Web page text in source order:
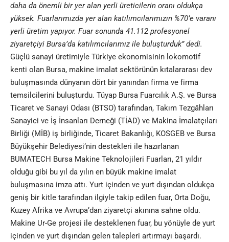
daha da önemli bir yer alan yerli üreticilerin oranı oldukça
yüksek. Fuarlarımızda yer alan katılımcılarımızın %70’e varanı
yerli üretim yapıyor. Fuar sonunda 41.112 profesyonel
ziyaretçiyi Bursa’da katılımcılarımız ile buluşturduk” dedi.
Güçlü sanayi üretimiyle Türkiye ekonomisinin lokomotif
kenti olan Bursa, makine imalat sektörünün kıtalararası dev
buluşmasında dünyanın dört bir yanından firma ve firma
temsilcilerini buluşturdu. Tüyap Bursa Fuarcılık A.Ş. ve Bursa
Ticaret ve Sanayi Odası (BTSO) tarafından, Takım Tezgâhları
Sanayici ve İş İnsanları Derneği (TİAD) ve Makina İmalatçıları
Birliği (MİB) iş birliğinde, Ticaret Bakanlığı, KOSGEB ve Bursa
Büyükşehir Belediyesi’nin destekleri ile hazırlanan
BUMATECH Bursa Makine Teknolojileri Fuarları, 21 yıldır
olduğu gibi bu yıl da yılın en büyük makine imalat
buluşmasına imza attı. Yurt içinden ve yurt dışından oldukça
geniş bir kitle tarafından ilgiyle takip edilen fuar, Orta Doğu,
Kuzey Afrika ve Avrupa’dan ziyaretçi akınına sahne oldu.
Makine Ur-Ge projesi ile desteklenen fuar, bu yönüyle de yurt
içinden ve yurt dışından gelen talepleri artırmayı başardı.